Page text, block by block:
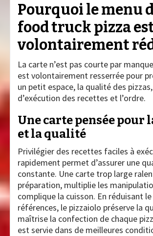
Pourquoi le menu
food truck pizza
volontairement
La carte n’est pas courte par
est volontairement resserrée pour
un petit espace, la qualité des
d’exécution des recettes et l’ordre.
Une carte pensée pour
et la qualité
Privilégier des recettes faciles à
rapidement permet d’assurer une
constante. Une carte trop large
préparation, multiplie les
complique la cuisson. En réduisant
références, le pizzaiolo préserve la
maîtrise la confection de chaque
est servie dans de meilleures